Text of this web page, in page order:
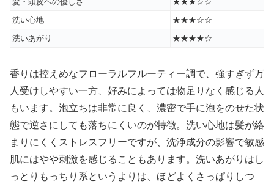
洗い心地
★★★☆☆
洗いあがり
★★★★☆
香りは控えめなフローラルフルーティー調で、強すぎず万
人受けしやすい一方、好みによっては物足りなく感じる人
もいます。泡立ちは非常に良く、濃密で手に泡をのせた状
態で逆さにしても落ちにくいのが特徴。洗い心地は髪が絡
まりにくくストレスフリーですが、洗浄成分の影響で敏感
肌にはやや刺激を感じることもあります。洗いあがりはし
っとりもっちり系というよりは、ほどよくさっぱりしつ